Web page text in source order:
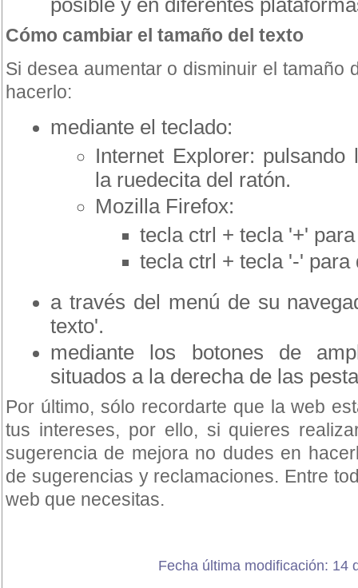
posible y en diferentes
Cómo cambiar el tamaño del texto
Si desea aumentar o disminuir el tamaño
hacerlo:
mediante el teclado:
Internet Explorer:
la ruedecita del ratón.
Mozilla Firefox:
tecla ctrl + tecla '+'
tecla ctrl + tecla '-' para
a través del menú de su
texto'.
mediante los botones de
situados a la derecha de las
Por último, sólo recordarte que la web
tus intereses, por ello, si quieres
sugerencia de mejora no dudes en
de sugerencias y reclamaciones. Entre
web que necesitas.
Fecha última modificación: 14